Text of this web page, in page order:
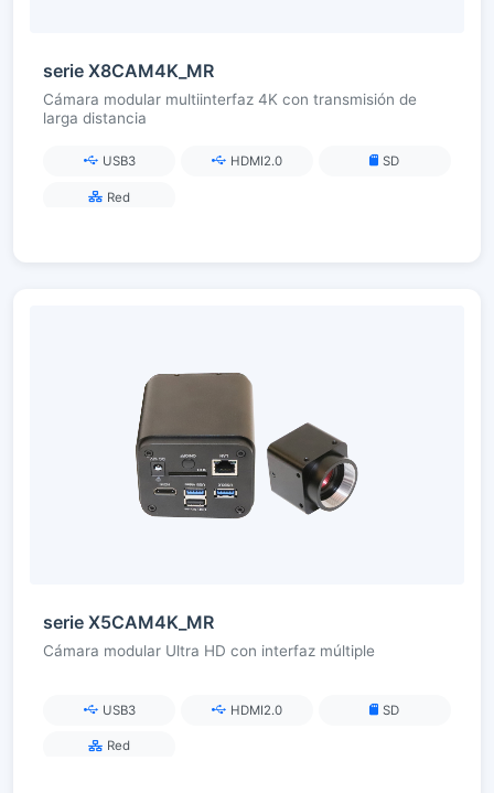
serie X8CAM4K_MR
Cámara modular multiinterfaz 4K con transmisión de
larga distancia
USB3 HDMI2.0 SD
Red
serie X5CAM4K_MR
Cámara modular Ultra HD con interfaz múltiple
USB3 HDMI2.0 SD
Red